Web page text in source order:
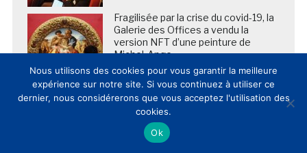
Fragilisée par la crise du covid-19, la
Galerie des Offices a vendu la
version NFT d’une peinture de
Michel-Ange
posté le 23 mai 2021
Art Institute of Chicago lance le
premier parcours intérieur GPS pour
les terminaux Apple et Android
Nous utilisons des cookies pour vous garantir la meilleure
expérience sur notre site. Si vous continuez à utiliser ce
dernier, nous considérerons que vous acceptez l'utilisation des
cookies.
Ok